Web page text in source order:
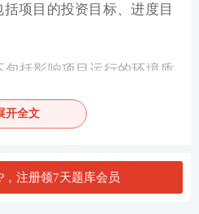
项目的投资目标、进度目
括影响项目运行的环境质
项目实施阶段的全过程
看答案
开全文
，注册领7天题库会员